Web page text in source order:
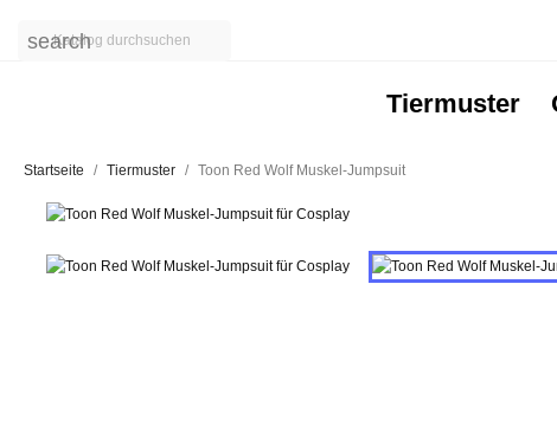
search
Tiermuster
Startseite Tiermuster Toon Red Wolf Muskel-Jumpsuit